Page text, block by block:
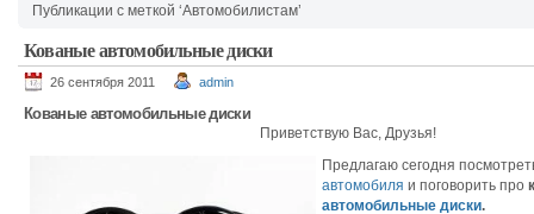
Публикации с меткой ‘Автомобилистам’
Кованые автомобильные диски
26 сентября 2011 admin
Кованые автомобильные диски
Приветствую Вас, Друзья!
Предлагаю сегодня
автомобиля и поговорить про
автомобильные диски.